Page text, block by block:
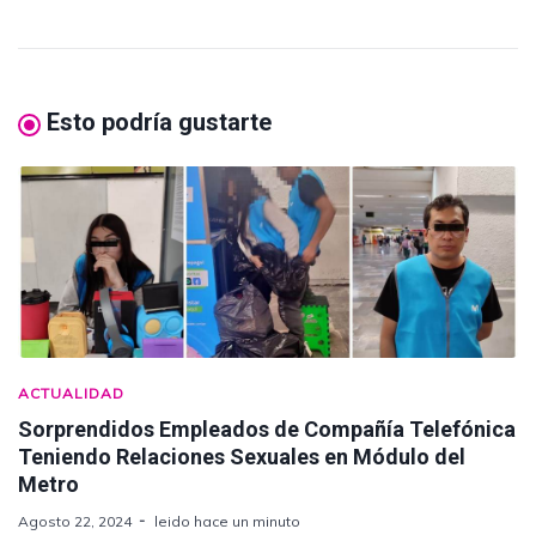
Esto podría gustarte
ACTUALIDAD
Sorprendidos Empleados de Compañía Telefónica
Teniendo Relaciones Sexuales en Módulo del
Metro
Agosto 22, 2024 leido hace un minuto